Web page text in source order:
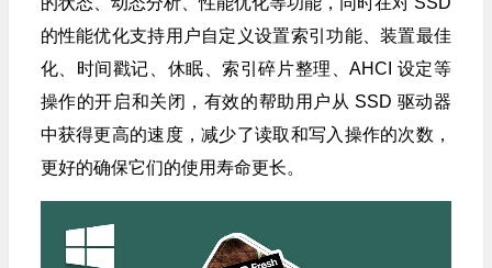
的性能优化支持用户自定义设置索引功能、装置最佳
化、时间戳记、休眠、索引碎片整理、AHCI 设定等
操作的开启和关闭，有效的帮助用户从 SSD 驱动器
中获得更高的速度，减少了读取和写入操作的次数，
更好的确保它们的使用寿命更长。